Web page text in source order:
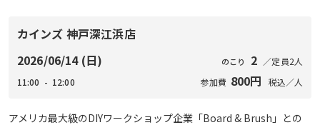
カインズ 神戸深江浜店
2026/06/14 (日)
11:00 - 12:00
のこり 2 ／定員2人
参加費 800円 税込／人
アメリカ最大級のDIYワークショップ企業「Board & Brush」との